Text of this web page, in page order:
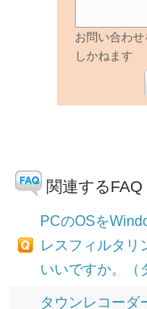
お問い合わ
しかねます
関連するFAQ
PCのOSを
レスフィルタリ
いいですか。（
タウンレコーダ